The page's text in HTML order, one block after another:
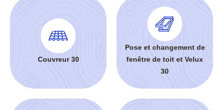
Couvreur 30
Pose et changement de
fenêtre de toit et Velux
30